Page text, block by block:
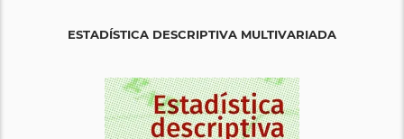
ESTADÍSTICA DESCRIPTIVA MULTIVARIADA